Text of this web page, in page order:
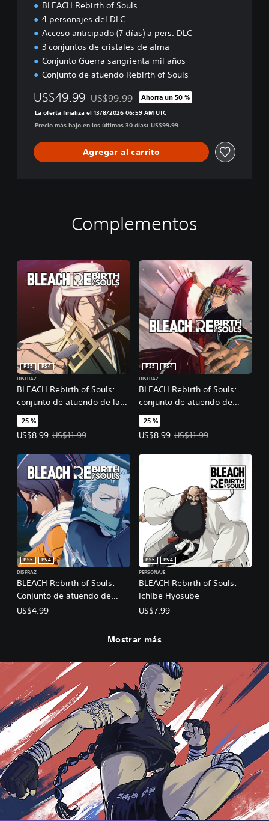
BLEACH Rebirth of Souls
4 personajes del DLC
Acceso anticipado (7 días) a pers. DLC
3 conjuntos de cristales de alma
Conjunto Guerra sangrienta mil años
Conjunto de atuendo Rebirth of Souls
US$49.99 Rebajado del precio original de US$99.99
US$99.99 Ahorra un 50 %
La oferta finaliza el 13/8/2026 06:59 AM UTC
Precio más bajo en los últimos 30 días: US$99.99
Agregar al carrito
Complementos
BLEACH Rebirth of Souls:
conjunto de atuendo de la
Guerra sangrienta de los mil
años
PS5
PS4
DISFRAZ
-25 %
US$8.99
Precio de la oferta: US$8.99. Precio original: US$11.99.
US$11.99
BLEACH Rebirth of Souls:
conjunto de atuendo de
Rebirth of Souls
PS5
PS4
DISFRAZ
-25 %
US$8.99
Precio de la oferta: US$8.99.
US$11.99
BLEACH Rebirth of Souls:
Conjunto de atuendo de
Yoruichi Shihoin y Toshiro
PS5
PS4
DISFRAZ
US$4.99
BLEACH Rebirth of Souls:
Ichibe Hyosube
PS5
PS4
PERSONAJE
US$7.99
Mostrar más